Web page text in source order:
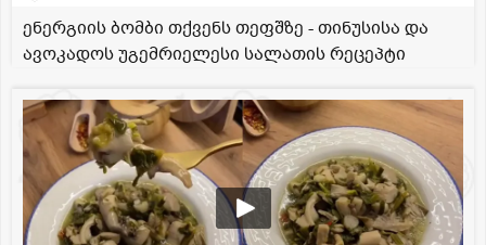
ენერგიის ბომბი თქვენს თეფშზე - თინუსისა და
ავოკადოს უგემრიელესი სალათის რეცეპტი